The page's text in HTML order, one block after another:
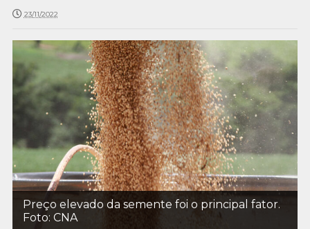
23/11/2022
Preço elevado da semente foi o principal fator.
Foto: CNA